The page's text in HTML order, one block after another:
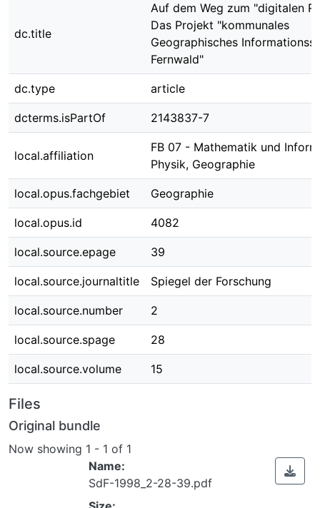
dc.title
Auf dem Weg zum "digitalen
Das Projekt "kommunales
Geographisches
Fernwald"
dc.type article
dcterms.isPartOf 2143837-7
local.affiliation
FB 07 - Mathematik und
Physik, Geographie
local.opus.fachgebiet Geographie
local.opus.id 4082
local.source.epage 39
local.source.journaltitle Spiegel der Forschung
local.source.number 2
local.source.spage 28
local.source.volume 15
Files
Original bundle
Now showing 1 - 1 of 1
Name:
SdF-1998_2-28-39.pdf